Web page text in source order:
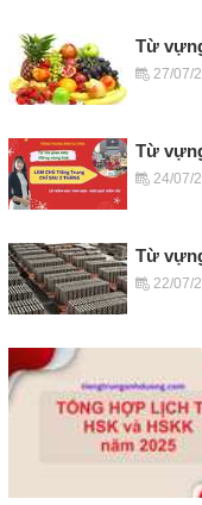
Từ
27/07/
Từ
24/07/
Từ
22/07/